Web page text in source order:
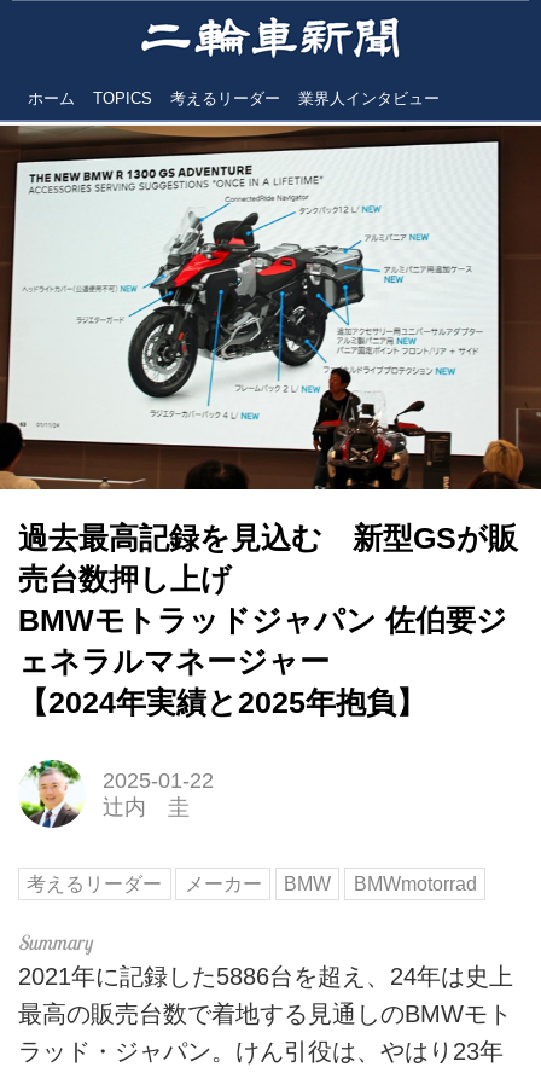
ホーム TOPICS 考えるリーダー 業界人インタビュー
過去最高記録を見込む 新型GSが販
売台数押し上げ
BMWモトラッドジャパン 佐伯要ジ
ェネラルマネージャー
【2024年実績と2025年抱負】
2025-01-22
辻内 圭
考えるリーダー メーカー BMW BMWmotorrad
2021年に記録した5886台を超え、24年は史上
最高の販売台数で着地する見通しのBMWモト
ラッド・ジャパン。けん引役は、やはり23年